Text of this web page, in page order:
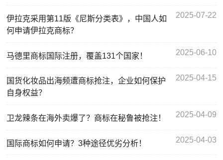
伊拉克采用第11版《尼斯分类表》，中国人如
何申请伊拉克商标？
2025-07-22
马德里商标国际注册，覆盖131个国家！ 2025-06-10
国货化妆品出海频遭商标抢注，企业如何保护
自身权益？
2025-04-15
卫龙辣条在海外卖爆了？商标在秘鲁被抢注！ 2025-04-09
国际商标如何申请？3种途径优劣分析！ 2025-04-03